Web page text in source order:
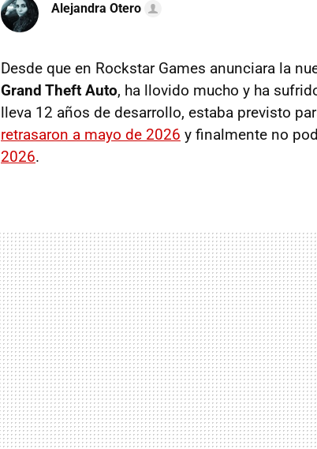
Alejandra Otero
Desde que en Rockstar Games anunciara la
Grand Theft Auto, ha llovido mucho y ha
lleva 12 años de desarrollo, estaba previsto
retrasaron a mayo de 2026 y finalmente no
2026.